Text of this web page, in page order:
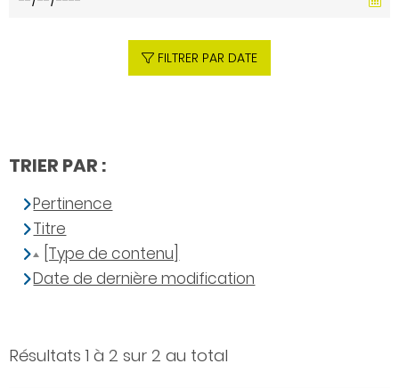
Résultats 1 à 2 sur 2 au total
FILTRER PAR DATE
TRIER PAR :
Pertinence
Titre
[Type de contenu]
Date de dernière modification